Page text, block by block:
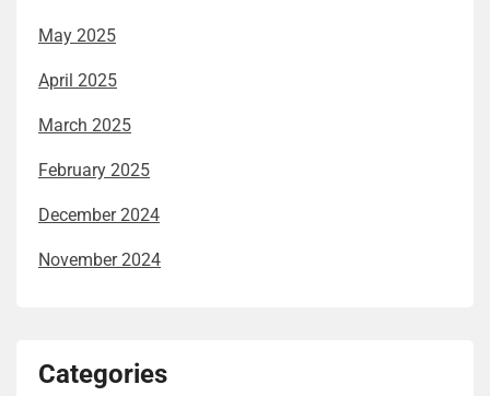
May 2025
April 2025
March 2025
February 2025
December 2024
November 2024
Categories